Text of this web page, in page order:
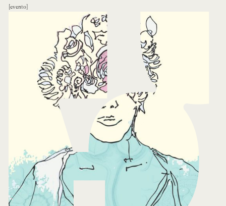
evento